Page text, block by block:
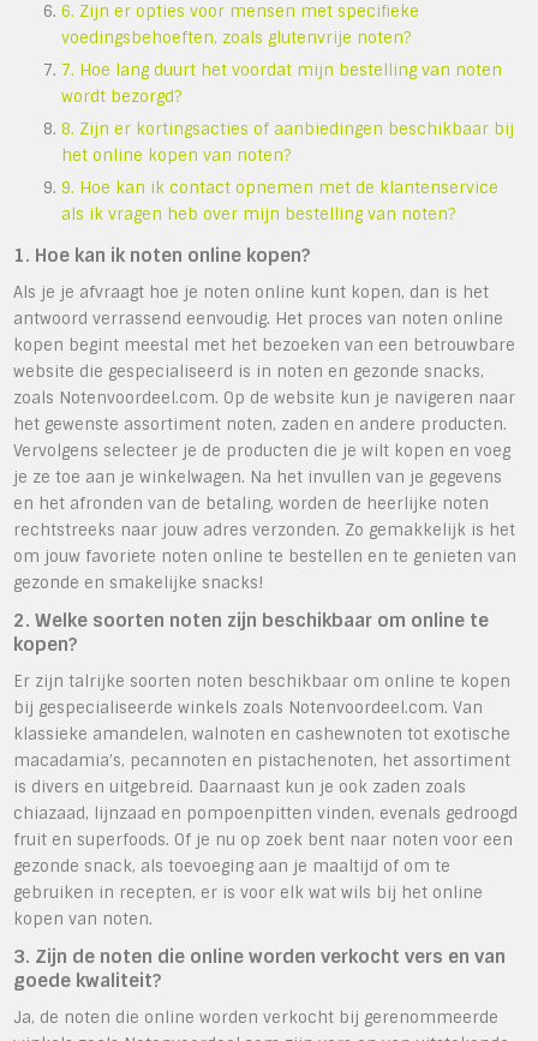
6. Zijn er opties voor mensen met specifieke
voedingsbehoeften, zoals glutenvrije noten?
7. Hoe lang duurt het voordat mijn bestelling van noten
wordt bezorgd?
8. Zijn er kortingsacties of aanbiedingen beschikbaar bij
het online kopen van noten?
9. Hoe kan ik contact opnemen met de klantenservice
als ik vragen heb over mijn bestelling van noten?
1. Hoe kan ik noten online kopen?
Als je je afvraagt hoe je noten online kunt kopen, dan is het
antwoord verrassend eenvoudig. Het proces van noten online
kopen begint meestal met het bezoeken van een betrouwbare
website die gespecialiseerd is in noten en gezonde snacks,
zoals Notenvoordeel.com. Op de website kun je navigeren naar
het gewenste assortiment noten, zaden en andere producten.
Vervolgens selecteer je de producten die je wilt kopen en voeg
je ze toe aan je winkelwagen. Na het invullen van je gegevens
en het afronden van de betaling, worden de heerlijke noten
rechtstreeks naar jouw adres verzonden. Zo gemakkelijk is het
om jouw favoriete noten online te bestellen en te genieten van
gezonde en smakelijke snacks!
2. Welke soorten noten zijn beschikbaar om online te
kopen?
Er zijn talrijke soorten noten beschikbaar om online te kopen
bij gespecialiseerde winkels zoals Notenvoordeel.com. Van
klassieke amandelen, walnoten en cashewnoten tot exotische
macadamia’s, pecannoten en pistachenoten, het assortiment
is divers en uitgebreid. Daarnaast kun je ook zaden zoals
chiazaad, lijnzaad en pompoenpitten vinden, evenals gedroogd
fruit en superfoods. Of je nu op zoek bent naar noten voor een
gezonde snack, als toevoeging aan je maaltijd of om te
gebruiken in recepten, er is voor elk wat wils bij het online
kopen van noten.
3. Zijn de noten die online worden verkocht vers en van
goede kwaliteit?
Ja, de noten die online worden verkocht bij gerenommeerde